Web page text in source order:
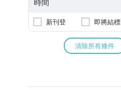
新刊登 即將結標
清除所有條件